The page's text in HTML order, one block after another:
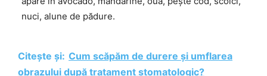
nuci, alune de pădure.
Citește și: Cum scăpăm de durere şi umflarea
obrazului după tratament stomatologic?